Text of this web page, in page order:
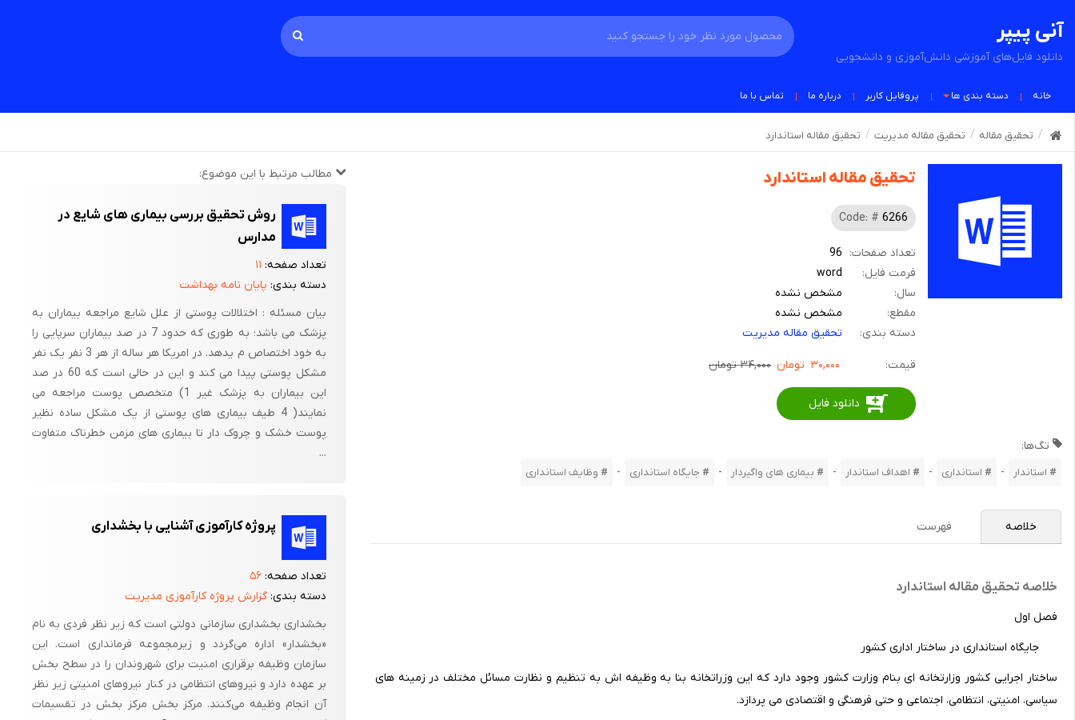
آنی پیپر
دانلود فایل‌های آموزشی دانش‌آموزی و دانشجویی
خانه دسته بندی ها پروفایل کاربر درباره ما تماس با ما
تحقیق مقاله تحقیق مقاله مدیریت تحقیق مقاله استاندارد
تحقیق مقاله استاندارد
Code: # 6266
تعداد صفحات: 96
فرمت فایل:
word
سال:
مشخص نشده
مقطع:
مشخص نشده
دسته بندی:
تحقیق مقاله مدیریت
قیمت: ۳۰,۰۰۰ تومان ۳۴,۰۰۰ تومان
دانلود فایل
تگ‌ها:
استاندار - استانداری - اهداف استاندار - بیماری های واگیردار - جایگاه استانداری - وظایف استانداری
خلاصه فهرست
خلاصه تحقیق مقاله استاندارد
فصل اول
جایگاه استانداری در ساختار اداری کشور
ساختار اجرایی کشور وزارتخانه ای بنام وزارت کشور وجود دارد که این وزراتخانه بنا به وظیفه اش به تنظیم و نظارت مسائل مختلف در زمینه های
سیاسی، امنیتی، انتظامی، اجتماعی و حتی فرهنگی و اقتصادی می پردازد.
مطالب مرتبط با این موضوع:
روش تحقیق بررسی بیماری های شایع در
مدارس
تعداد صفحه: ۱۱
دسته بندی: پایان نامه بهداشت
بیان مسئله : اختلالات پوستی از علل شایع مراجعه بیماران به
پزشک می باشد؛ به طوری که حدود 7 در صد بیماران سرپایی را
به خود اختصاص م یدهد. در امریکا هر ساله از هر 3 نفر یک نفر
مشکل پوستی پیدا می کند و این در حالی است که 60 در صد
این بیماران به پزشک غیر 1) متخصص پوست مراجعه می
نمایند( 4 طیف بیماری های پوستی از یک مشکل ساده نظیر
پوست خشک و چروک دار تا بیماری های مزمن خطرناک متفاوت
...
پروژه کارآموزی آشنایی با بخشداری
تعداد صفحه:۵۶
دسته بندی:گزارش پروژه کارآموزی مدیریت
بخشداری بخشداری سازمانی دولتی است که زیر نظر فردی به نام
«بخشدار» اداره می‌گردد و زیرمجموعه فرمانداری است. این
سازمان وظیفه برقراری امنیت برای شهروندان را در سطح بخش
بر عهده دارد و نیروهای انتظامی در کنار نیروهای امنیتی زیر نظر
آن انجام وظیفه می‌کنند. مرکز بخش مرکز بخش در تقسیمات